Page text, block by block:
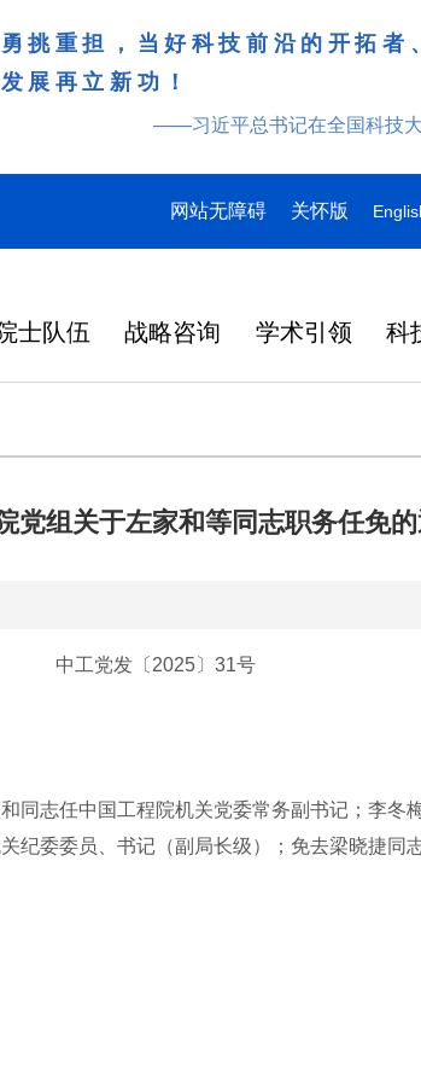
挑重担，当好科技前沿的开拓者
展再立新功！
——习近平总书记在全国科技
网站无障碍 关怀版
士队伍 战略咨询 学术引领 科
党组关于左家和等同志职务任免
中工党发〔2025〕31号
志任中国工程院机关党委常务副书记；李冬
纪委委员、书记（副局长级）；免去梁晓捷同